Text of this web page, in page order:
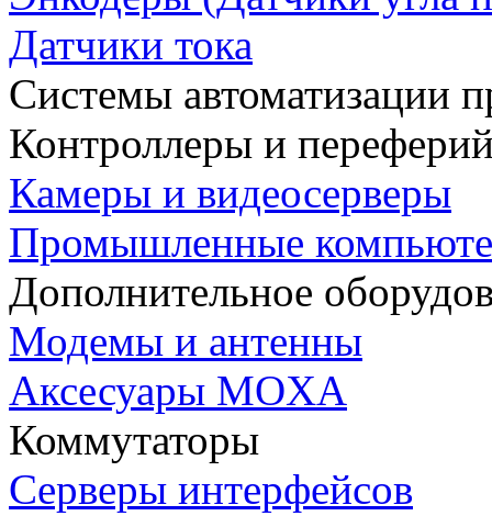
Датчики тока
Системы автоматизации
Контроллеры и
Камеры и видеосерверы
Промышленные
Дополнительное
Модемы и антенны
Аксесуары MOXA
Коммутаторы
Серверы интерфейсов